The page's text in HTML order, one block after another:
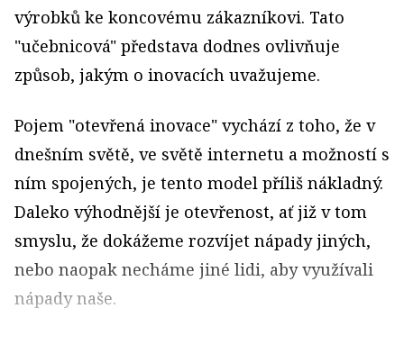
výrobků ke koncovému zákazníkovi. Tato
"učebnicová" představa dodnes ovlivňuje
způsob, jakým o inovacích uvažujeme.
Pojem "otevřená inovace" vychází z toho, že v
dnešním světě, ve světě internetu a možností s
ním spojených, je tento model příliš nákladný.
Daleko výhodnější je otevřenost, ať již v tom
smyslu, že dokážeme rozvíjet nápady jiných,
nebo naopak necháme jiné lidi, aby využívali
nápady naše.